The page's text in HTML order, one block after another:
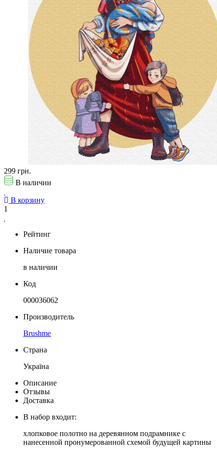
299 грн.
В наличии
В корзину
1
Рейтинг
Наличие товара
в наличии
Код
000036062
Производитель
Brushme
Страна
Україна
Описание
Отзывы
Доставка
В набор входит:
хлопковое полотно на деревянном подрамнике с
нанесенной пронумерованной схемой будущей картины